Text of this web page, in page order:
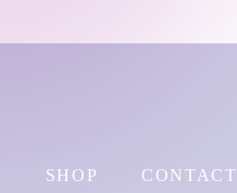
SHOP CONTACT